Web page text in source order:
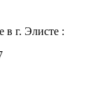
в г. Элисте :